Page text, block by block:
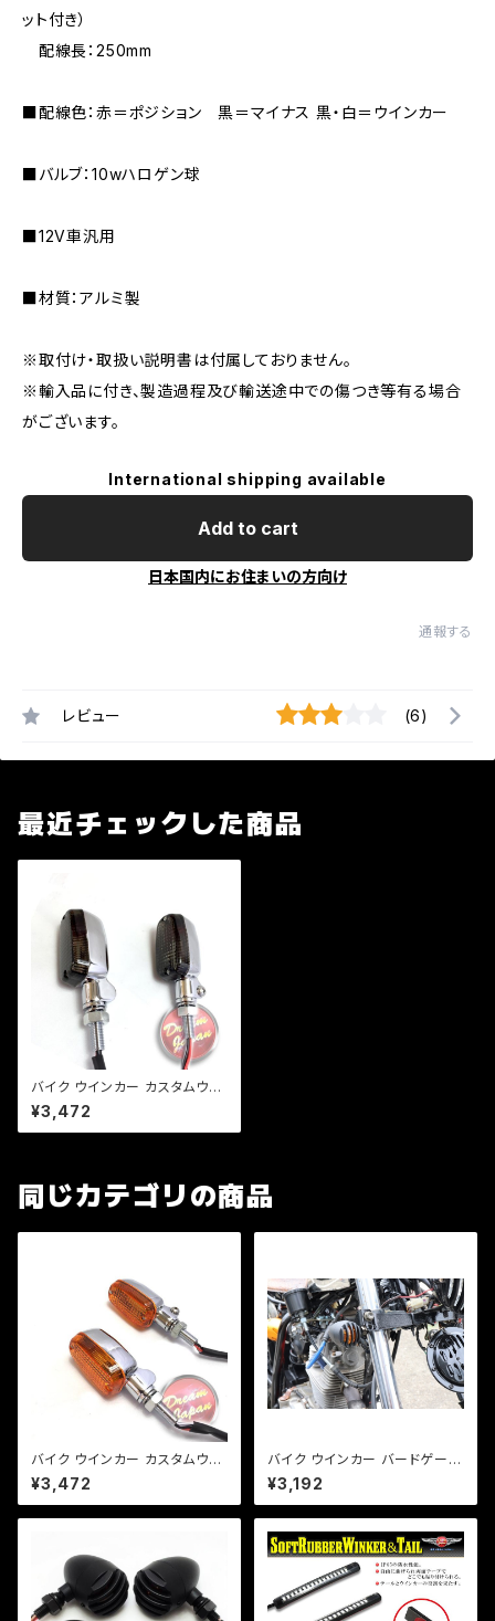
ット付き）
配線長：250mm
■配線色：赤＝ポジション 黒＝マイナス 黒・白＝ウインカー
■バルブ：10wハロゲン球
■12V車汎用
■材質：アルミ製
※取付け・取扱い説明書は付属しておりません。
※輸入品に付き、製造過程及び輸送途中での傷つき等有る場合
がございます。
International shipping available
Add to cart
日本国内にお住まいの方向け
通報する
レビュー (6)
最近チェックした商品
バイク ウインカー カスタムウイ
ンカー ver.1 【シルバー/スモー
クレンズ】 汎用 2個セット CB/X
JR/Z/ゼファー/バリオス/a254
¥3,472
同じカテゴリの商品
バイク ウインカー カスタムウイ
ンカー ver.1 【シルバー/オレン
ジレンズ】 汎用 2個セット CB/X
JR/Z/ゼファー/バリオス/a253
¥3,472
バイク ウインカー バードゲージ
ウインカー マッドブラック 艶消
しブラック 2個セット カスタム
¥3,192